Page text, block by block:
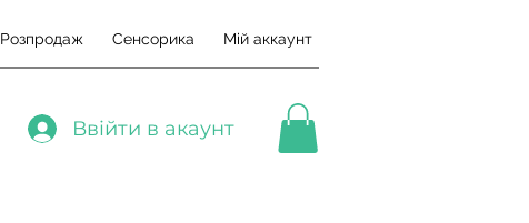
Ввійти в акаунт
Розпродаж Сенсорика Мій аккаунт